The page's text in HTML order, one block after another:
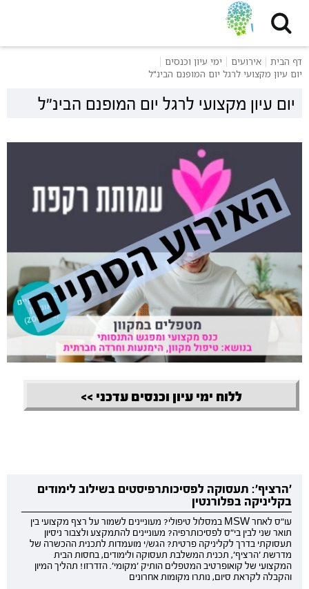
דף הבית אירועים
ימי עיון וכנסים
יום עיון מקצועי לרגל יום המופנם הבינ"ל
יום עיון מקצועי לרגל יום המופנם הבינ"ל
ללוח ימי עיון וכנסים עדכני >>
'הרציף': תעסוקה לפסיכותרפיסטים בשילוב לימודים
בקליניקה בפלורנטין
עו"ס לאחר MSW במסלול טיפולי? מעוניינים לשמור על רצף מקצועי בין
תואר שני לבין בי"ס לפסיכותרפיה? מעוניינים להתמקצע ולצבור ניסיון
תעסוקתי בדרך לקליניקה פרטית? הגש/י מועמדות לתכנית ההכשרה של
מדרשת 'הרציף', תכנית המשלבת תעסוקה ולימודים, בחסות הבית
המקצועי של קואופרטיב המטפלים הותיק 'מקומי'. הזדרזו! תהליך המיון
והקבלה לקראת סיום, נותרו מקומות אחרונים